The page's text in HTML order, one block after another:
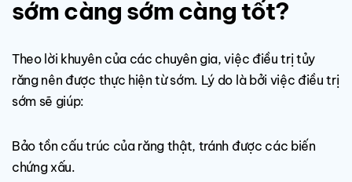
sớm càng sớm càng tốt?
Theo lời khuyên của các chuyên gia, việc điều trị tủy
răng nên được thực hiện từ sớm. Lý do là bởi việc điều trị
sớm sẽ giúp:
Bảo tồn cấu trúc của răng thật, tránh được các biến
chứng xấu.